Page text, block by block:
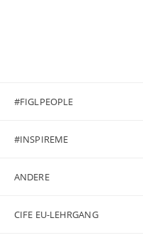
#FIGLPEOPLE
#INSPIREME
ANDERE
CIFE EU-LEHRGANG